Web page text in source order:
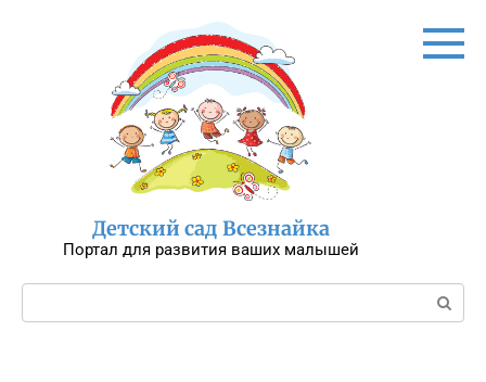
Детский сад Всезнайка
Портал для развития ваших малышей
Поиск: